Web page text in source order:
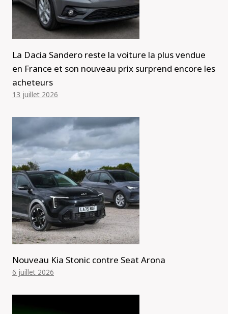
La Dacia Sandero reste la voiture la plus vendue
en France et son nouveau prix surprend encore les
acheteurs
13 juillet 2026
Nouveau Kia Stonic contre Seat Arona
6 juillet 2026